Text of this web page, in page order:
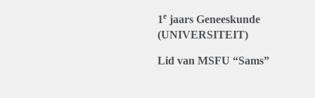
1e jaars Geneeskunde
(UNIVERSITEIT)
Lid van MSFU “Sams”